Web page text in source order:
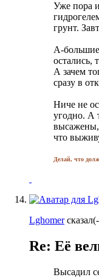
Уже пора
грунт.
А-
остались,
А зачем
сразу в
Ниче не
угодно. А
высажены,
что
Делай, что
Lghomer
Re: Её
Высадил